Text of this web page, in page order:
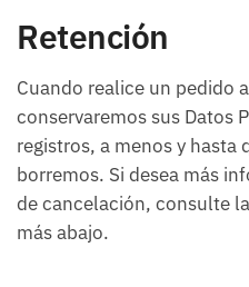
Retención
Cuando realice un pedido
conservaremos sus Datos
registros, a menos y hasta
borremos. Si desea más
de cancelación, consulte
más abajo.